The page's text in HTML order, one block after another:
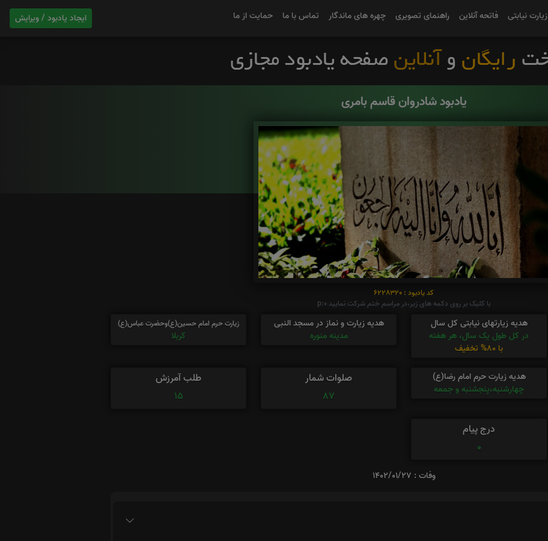
ایجاد یادبود / ویرایش زیارت نیابتی فاتحه آنلاین راهنمای تصویری چهره های ماندگار تماس با ما حمایت از ما
یادبود شادروان قاسم بامری
کد یادبود : 6228320
با کلیک بر روی دکمه های زیر،در مراسم ختم شرکت نمایید p:0
هدیه زیارتهای نیابتی کل سال
در کل طول یک سال، هر هفته
با 80% تخفیف
هدیه زیارت و نماز در مسجد النبی
مدینه منوره
زیارت حرم امام حسین(ع)وحضرت عباس(ع)
کربلا
هدیه زیارت حرم امام رضا(ع)
چهارشنبه،پنجشنبه و جمعه
صلوات شمار
87
طلب آمرزش
15
درج پیام
0
وفات : 1402/01/27